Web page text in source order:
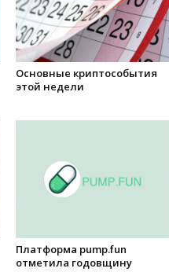
Основные криптособытия
этой недели
Платформа pump.fun
отметила годовщину